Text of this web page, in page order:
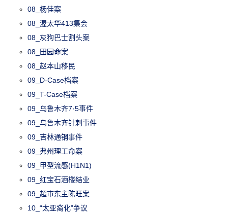
08_杨佳案
08_渥太华413集会
08_灰狗巴士割头案
08_田园命案
08_赵本山移民
09_D-Case档案
09_T-Case档案
09_乌鲁木齐7·5事件
09_乌鲁木齐针刺事件
09_吉林通钢事件
09_弗州理工命案
09_甲型流感(H1N1)
09_红宝石酒楼结业
09_超市东主陈旺案
10_“太亚裔化”争议